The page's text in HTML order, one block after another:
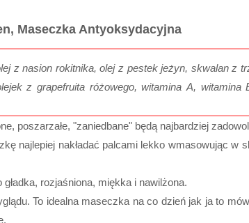
Maseczka Antyoksydacyjna
z nasion rokitnika, olej z pestek jeżyn, skwalan z
z grapefruita różowego, witamina A, witamina
poszarzałe, "zaniedbane" będą najbardziej
najlepiej nakładać palcami lekko wmasowując w
rozjaśniona, miękka i nawilżona.
To idealna maseczka na co dzień jak ja to